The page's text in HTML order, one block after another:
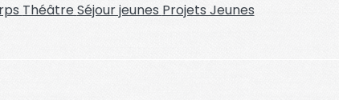
ThéâtreSéjour jeunes Projets Jeunes